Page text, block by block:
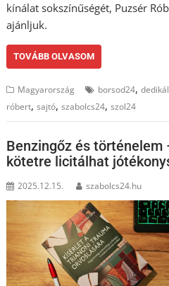
kínálat sokszínűségét, Puzsér
ajánljuk.
TOVÁBB OLVASOM
Magyarország borsod24,
róbert,sajtó,szabolcs24,szol24
Benzingőz és történelem
kötetre licitálhat
2025.12.15. szabolcs24.hu